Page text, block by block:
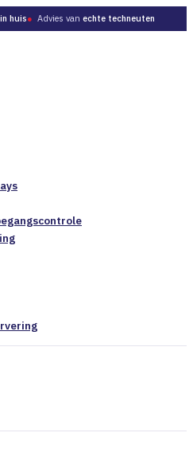
huis● Advies van echte techneuten